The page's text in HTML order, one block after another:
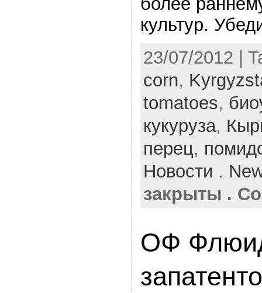
культур.
23/07/2012 |
corn,
tomatoes,
кукуруза,
перец,
Новости .
закрыты .
ОФ